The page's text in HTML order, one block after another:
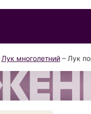
Лук многолетний– Лук